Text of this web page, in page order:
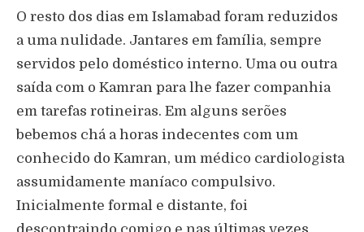
O resto dos dias em Islamabad foram reduzidos
a uma nulidade. Jantares em família, sempre
servidos pelo doméstico interno. Uma ou outra
saída com o Kamran para lhe fazer companhia
em tarefas rotineiras. Em alguns serões
bebemos chá a horas indecentes com um
conhecido do Kamran, um médico cardiologista
assumidamente maníaco compulsivo.
Inicialmente formal e distante, foi
descontraindo comigo e nas últimas vezes